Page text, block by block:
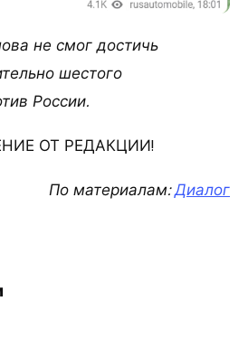
не смог достичь
шестого
России.
ОТ РЕДАКЦИИ!
По материалам:Диалог